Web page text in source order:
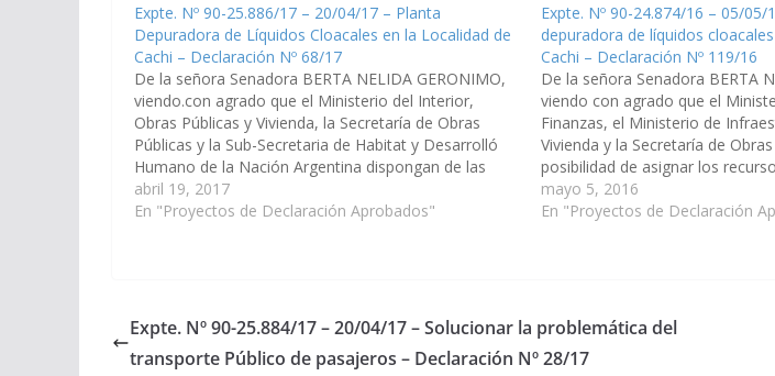
Expte. Nº 90-25.886/17 – 20/04/17 – Planta
Depuradora de Líquidos Cloacales en la Localidad de
Cachi – Declaración Nº 68/17
De la señora Senadora BERTA NELIDA GERONIMO,
viendo.con agrado que el Ministerio del Interior,
Obras Públicas y Vivienda, la Secretaría de Obras
Públicas y la Sub-Secretaria de Habitat y Desarrolló
Humano de la Nación Argentina dispongan de las
herramientas administrativas y/o jurídicas para que
se asignen las partidas presupuestarias
abril 19, 2017
En "Proyectos de Declaración Aprobados"
Expte. Nº 90-24.874/16 – 05/05/
depuradora de líquidos
Cachi – Declaración Nº 119/16
De la señora Senadora BERTA
viendo con agrado que el
Finanzas, el Ministerio de
Vivienda y la Secretaría de
posibilidad de asignar los
que se pueda concretar en
depuradora…
mayo 5, 2016
En "Proyectos de Declaración
Expte. Nº 90-25.884/17 – 20/04/17 – Solucionar la problemática del
transporte Público de pasajeros – Declaración Nº 28/17